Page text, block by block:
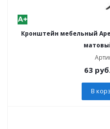
Кронштейн мебельный
63
В